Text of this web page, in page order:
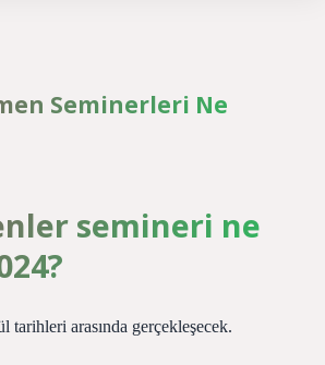
Seminerleri Ne
semineri ne
tarihleri ​​arasında gerçekleşecek.